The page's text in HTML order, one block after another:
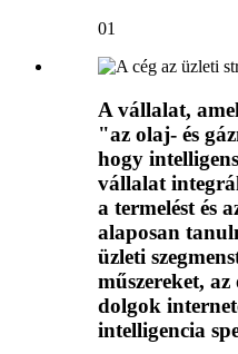
01
A vállalat,
"az olaj- és
hogy
vállalat
a termelést és
alaposan
üzleti
műszereket, az
dolgok
intelligencia